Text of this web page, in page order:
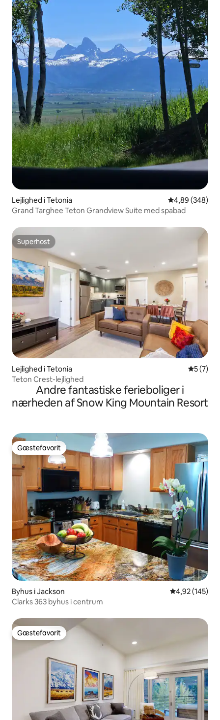
Lejlighed i Tetonia 4,89 ud af 5 i
4,89 (348)
Grand Targhee Teton Grandview Suite med spabad
Superhost
Superhost
Lejlighed i Tetonia 5 ud af 5
5 (7)
Teton Crest-lejlighed
Andre fantastiske ferieboliger i
nærheden af Snow King Mountain Resort
Gæstefavorit
Gæstefavorit
Byhus i Jackson 4,92 ud af 5 i
4,92 (145)
Clarks 363 byhus i centrum
Gæstefavorit
Gæstefavorit